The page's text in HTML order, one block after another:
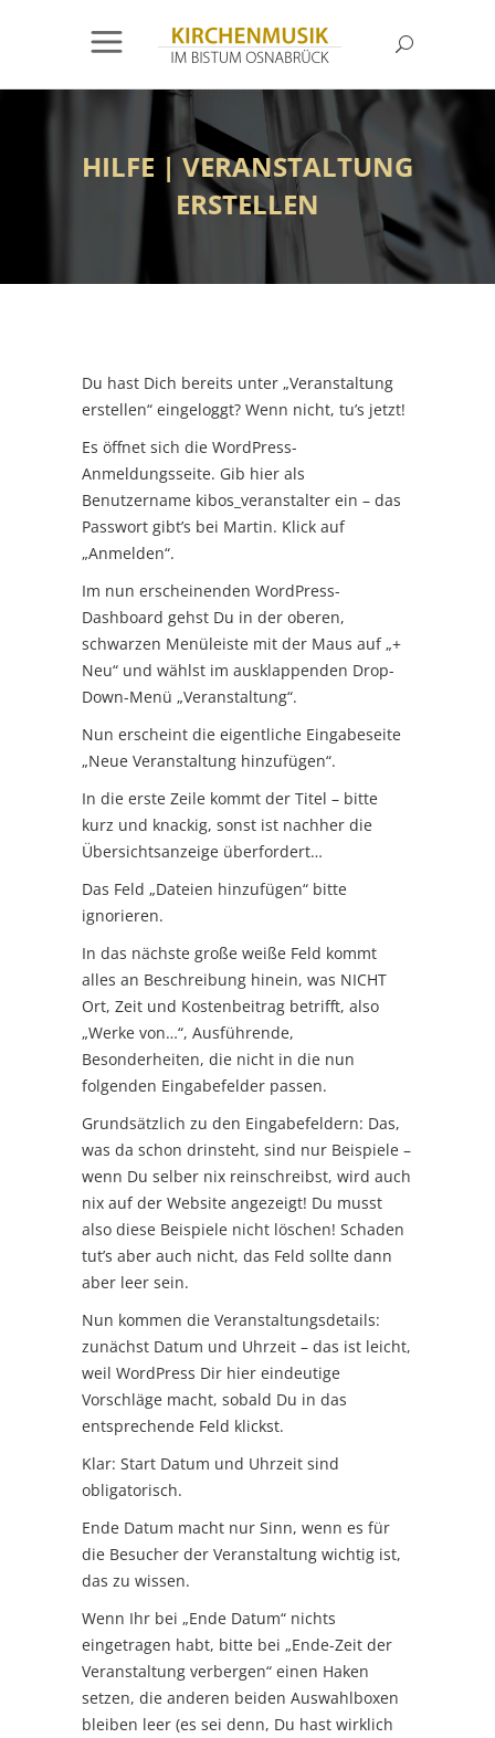
HILFE | VERANSTALTUNG
ERSTELLEN
Du hast Dich bereits unter „Veranstaltung
erstellen“ eingeloggt? Wenn nicht, tu’s jetzt!
Es öffnet sich die WordPress-
Anmeldungsseite. Gib hier als
Benutzername kibos_veranstalter ein – das
Passwort gibt’s bei Martin. Klick auf
„Anmelden“.
Im nun erscheinenden WordPress-
Dashboard gehst Du in der oberen,
schwarzen Menüleiste mit der Maus auf „+
Neu“ und wählst im ausklappenden Drop-
Down-Menü „Veranstaltung“.
Nun erscheint die eigentliche Eingabeseite
„Neue Veranstaltung hinzufügen“.
In die erste Zeile kommt der Titel – bitte
kurz und knackig, sonst ist nachher die
Übersichtsanzeige überfordert…
Das Feld „Dateien hinzufügen“ bitte
ignorieren.
In das nächste große weiße Feld kommt
alles an Beschreibung hinein, was NICHT
Ort, Zeit und Kostenbeitrag betrifft, also
„Werke von…“, Ausführende,
Besonderheiten, die nicht in die nun
folgenden Eingabefelder passen.
Grundsätzlich zu den Eingabefeldern: Das,
was da schon drinsteht, sind nur Beispiele –
wenn Du selber nix reinschreibst, wird auch
nix auf der Website angezeigt! Du musst
also diese Beispiele nicht löschen! Schaden
tut’s aber auch nicht, das Feld sollte dann
aber leer sein.
Nun kommen die Veranstaltungsdetails:
zunächst Datum und Uhrzeit – das ist leicht,
weil WordPress Dir hier eindeutige
Vorschläge macht, sobald Du in das
entsprechende Feld klickst.
Klar: Start Datum und Uhrzeit sind
obligatorisch.
Ende Datum macht nur Sinn, wenn es für
die Besucher der Veranstaltung wichtig ist,
das zu wissen.
Wenn Ihr bei „Ende Datum“ nichts
eingetragen habt, bitte bei „Ende-Zeit der
Veranstaltung verbergen“ einen Haken
setzen, die anderen beiden Auswahlboxen
bleiben leer (es sei denn, Du hast wirklich